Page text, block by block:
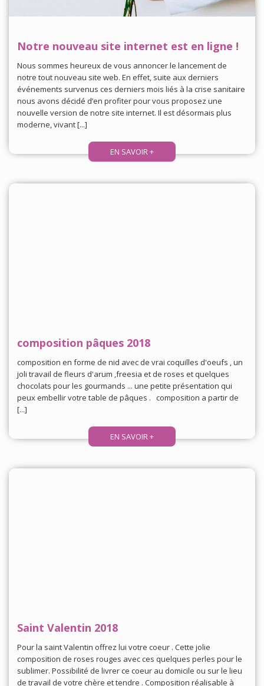
Notre nouveau site internet est en ligne !
Nous sommes heureux de vous annoncer le lancement de
notre tout nouveau site web. En effet, suite aux derniers
événements survenus ces derniers mois liés à la crise sanitaire
nous avons décidé d’en profiter pour vous proposez une
nouvelle version de notre site internet. Il est désormais plus
moderne, vivant [...]
EN SAVOIR +
composition pâques 2018
composition en forme de nid avec de vrai coquilles d'oeufs , un
joli travail de fleurs d'arum ,freesia et de roses et quelques
chocolats pour les gourmands ... une petite présentation qui
peux embellir votre table de pâques . composition a partir de
[...]
EN SAVOIR +
Saint Valentin 2018
Pour la saint Valentin offrez lui votre coeur . Cette jolie
composition de roses rouges avec ces quelques perles pour le
sublimer. Possibilité de livrer ce coeur au domicile ou sur le lieu
de travail de votre chère et tendre . Composition réalisable à